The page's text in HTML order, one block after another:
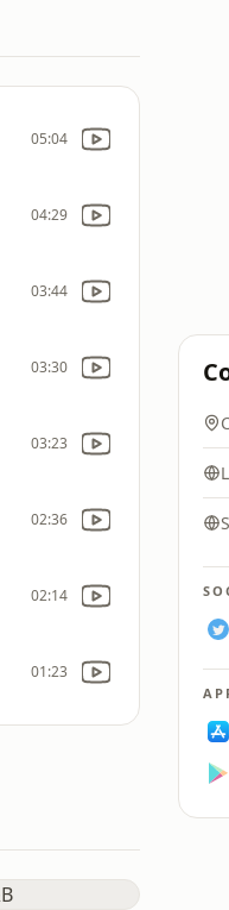
05:04
04:29
03:44
03:30
03:23
02:36
02:14
01:23